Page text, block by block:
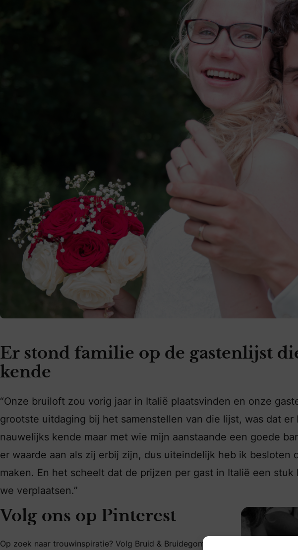
Er stond familie op de gastenlijst
kende
“Onze bruiloft zou vorig jaar in Italië plaatsvinden en onze
grootste uitdaging bij het samenstellen van die lijst, was dat
nauwelijks kende maar met wie mijn aanstaande een goede
er waarde aan als zij erbij zijn, dus uiteindelijk heb ik besloten
maken. En het scheelt dat de prijzen per gast in Italië een
we verplaatsen.”
Volg ons op Pinterest
Op zoek naar trouwinspiratie? Volg Bruid & Bruidegom op